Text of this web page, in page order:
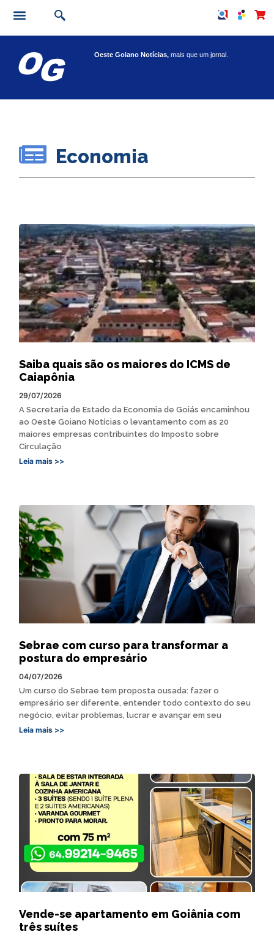
Oeste Goiano Notícias,mais que um jornal.
Economia
Saiba quais são os maiores do ICMS de
Caiapônia
29/07/2026
A Secretaria de Estado da Economia de Goiás encaminhou
ao Oeste Goiano Notícias o levantamento com as 20
maiores empresas contribuintes do Imposto sobre
Circulação
Leia mais >>
Sebrae com curso para transformar a
postura do empresário
04/07/2026
Um curso do Sebrae tem proposta ousada: fazer o
empresário ser diferente, entender todo contexto do seu
negócio, evitar problemas, lucrar e avançar em seu
Leia mais >>
Vende-se apartamento em Goiânia com
três suítes